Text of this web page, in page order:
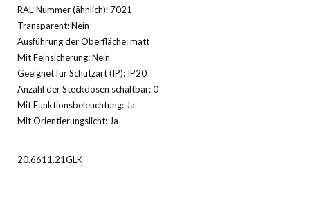
RAL-Nummer (ähnlich): 7021
Transparent: Nein
Ausführung der Oberfläche: matt
Mit Feinsicherung: Nein
Geeignet für Schutzart (IP): IP20
Anzahl der Steckdosen schaltbar: 0
Mit Funktionsbeleuchtung: Ja
Mit Orientierungslicht: Ja
20.6611.21GLK